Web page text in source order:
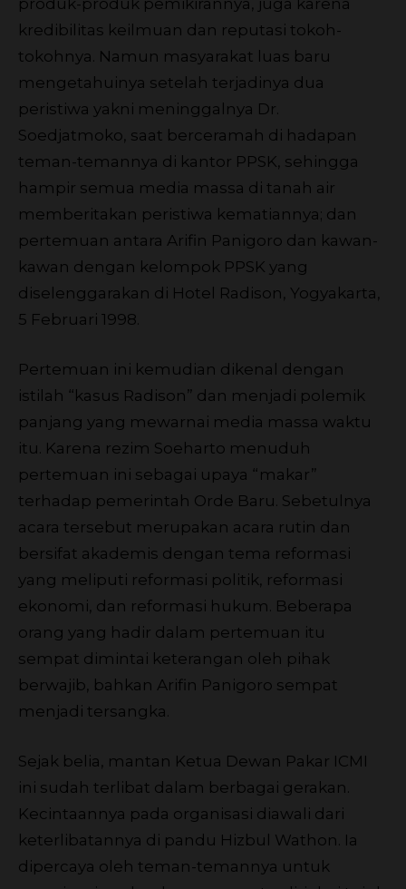
kredibilitas keilmuan dan reputasi tokoh-
tokohnya. Namun masyarakat luas baru
mengetahuinya setelah terjadinya dua
peristiwa yakni meninggalnya Dr.
Soedjatmoko, saat berceramah di hadapan
teman-temannya di kantor PPSK, sehingga
hampir semua media massa di tanah air
memberitakan peristiwa kematiannya; dan
pertemuan antara Arifin Panigoro dan kawan-
kawan dengan kelompok PPSK yang
diselenggarakan di Hotel Radison, Yogyakarta,
5 Februari 1998.
Pertemuan ini kemudian dikenal dengan
istilah “kasus Radison” dan menjadi polemik
panjang yang mewarnai media massa waktu
itu. Karena rezim Soeharto menuduh
pertemuan ini sebagai upaya “makar”
terhadap pemerintah Orde Baru. Sebetulnya
acara tersebut merupakan acara rutin dan
bersifat akademis dengan tema reformasi
yang meliputi reformasi politik, reformasi
ekonomi, dan reformasi hukum. Beberapa
orang yang hadir dalam pertemuan itu
sempat dimintai keterangan oleh pihak
berwajib, bahkan Arifin Panigoro sempat
menjadi tersangka.
Sejak belia, mantan Ketua Dewan Pakar ICMI
ini sudah terlibat dalam berbagai gerakan.
Kecintaannya pada organisasi diawali dari
keterlibatannya di pandu Hizbul Wathon. Ia
dipercaya oleh teman-temannya untuk